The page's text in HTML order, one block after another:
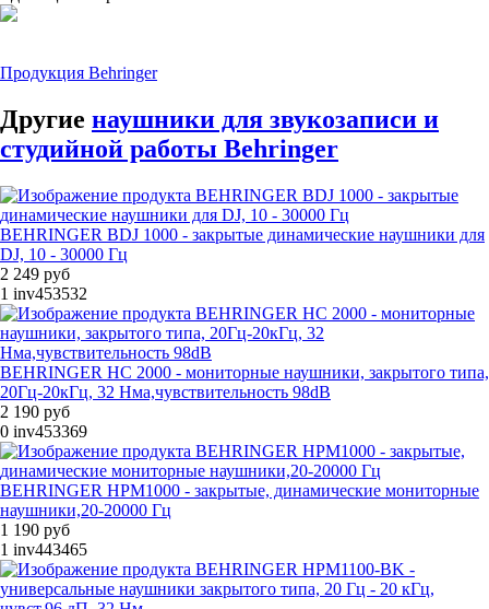
Продукция Behringer
Другие наушники для звукозаписи и
студийной работы Behringer
BEHRINGER BDJ 1000 - закрытые динамические наушники для
DJ, 10 - 30000 Гц
2 249 руб
1 inv453532
BEHRINGER HC 2000 - мониторные наушники, закрытого типа,
20Гц-20кГц, 32 Нма,чувствительность 98dB
2 190 руб
0 inv453369
BEHRINGER HPM1000 - закрытые, динамические мониторные
наушники,20-20000 Гц
1 190 руб
1 inv443465